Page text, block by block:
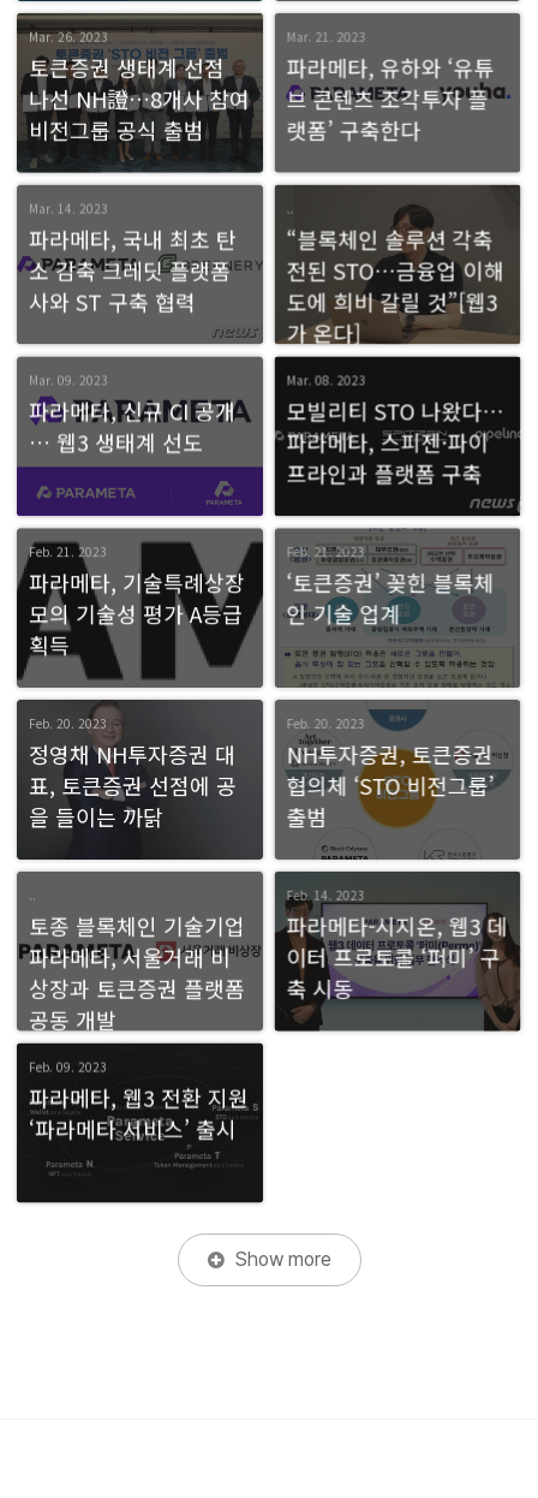
Mar. 26. 2023
토큰증권 생태계 선점
나선 NH證…8개사 참여
비전그룹 공식 출범
Mar. 21. 2023
파라메타, 유하와 ‘유튜
브 콘텐츠 조각투자 플
랫폼’ 구축한다
Mar. 14. 2023
파라메타, 국내 최초 탄
소 감축 크레딧 플랫폼
사와 ST 구축 협력
..
“블록체인 솔루션 각축
전된 STO…금융업 이해
도에 희비 갈릴 것”[웹3
가 온다]
Mar. 09. 2023
파라메타, 신규 CI 공개
… 웹3 생태계 선도
Mar. 08. 2023
모빌리티 STO 나왔다…
파라메타, 스피젠·파이
프라인과 플랫폼 구축
Feb. 21. 2023
파라메타, 기술특례상장
모의 기술성 평가 A등급
획득
Feb. 21. 2023
‘토큰증권’ 꽂힌 블록체
인 기술 업계
Feb. 20. 2023
정영채 NH투자증권 대
표, 토큰증권 선점에 공
을 들이는 까닭
Feb. 20. 2023
NH투자증권, 토큰증권
협의체 ‘STO 비전그룹’
출범
..
토종 블록체인 기술기업
파라메타, 서울거래 비
상장과 토큰증권 플랫폼
공동 개발
Feb. 14. 2023
파라메타-시지온, 웹3 데
이터 프로토콜 ‘퍼미’ 구
축 시동
Feb. 09. 2023
파라메타, 웹3 전환 지원
‘파라메타 서비스’ 출시
Show more